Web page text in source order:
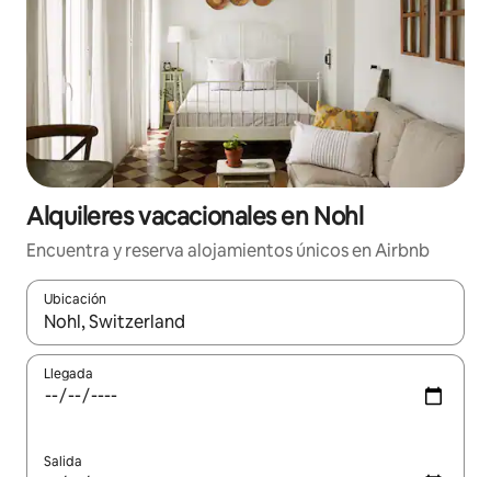
Alquileres vacacionales en Nohl
Encuentra y reserva alojamientos únicos en Airbnb
Ubicación
Cuando los resultados estén disponibles, navega con las
Llegada
Salida